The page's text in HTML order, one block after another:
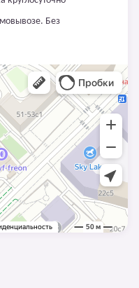
Без